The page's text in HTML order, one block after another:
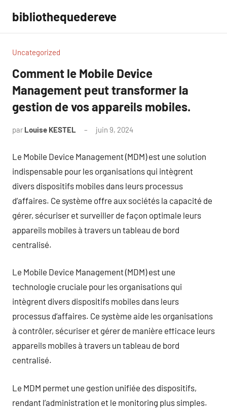
contenu
bibliothequedereve
Uncategorized
Comment le Mobile Device
Management peut transformer la
gestion de vos appareils mobiles.
par Louise KESTEL juin 9, 2024
Le Mobile Device Management (MDM) est une solution
indispensable pour les organisations qui intègrent
divers dispositifs mobiles dans leurs processus
d’affaires. Ce système offre aux sociétés la capacité de
gérer, sécuriser et surveiller de façon optimale leurs
appareils mobiles à travers un tableau de bord
centralisé.
Le Mobile Device Management (MDM) est une
technologie cruciale pour les organisations qui
intègrent divers dispositifs mobiles dans leurs
processus d’affaires. Ce système aide les organisations
à contrôler, sécuriser et gérer de manière efficace leurs
appareils mobiles à travers un tableau de bord
centralisé.
Le MDM permet une gestion unifiée des dispositifs,
rendant l’administration et le monitoring plus simples.